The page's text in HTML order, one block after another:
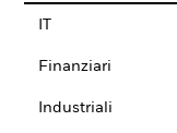
Finanziari
Industriali